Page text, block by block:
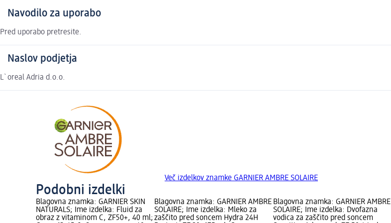
Navodilo za uporabo
Pred uporabo pretresite.
Naslov podjetja
L`oreal Adria d.o.o.
Več izdelkov znamke GARNIER AMBRE SOLAIRE
Podobni izdelki
Blagovna znamka: GARNIER SKIN
NATURALS; Ime izdelka: Fluid za
obraz z vitaminom C, ZF50+, 40 ml;
Blagovna znamka: GARNIER AMBRE
SOLAIRE; Ime izdelka: Mleko za
zaščito pred soncem Hydra 24H
Blagovna znamka: GARNIER AMBRE
SOLAIRE; Ime izdelka: Dvofazna
vodica za zaščito pred soncem